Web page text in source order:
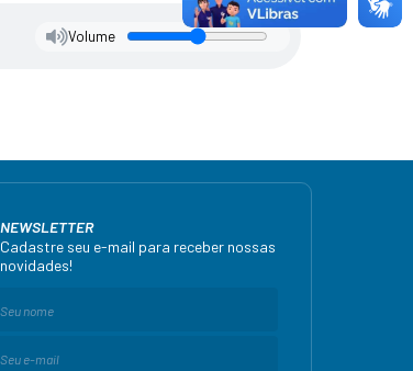
Volume
NEWSLETTER
Cadastre seu e-mail para receber nossas
novidades!